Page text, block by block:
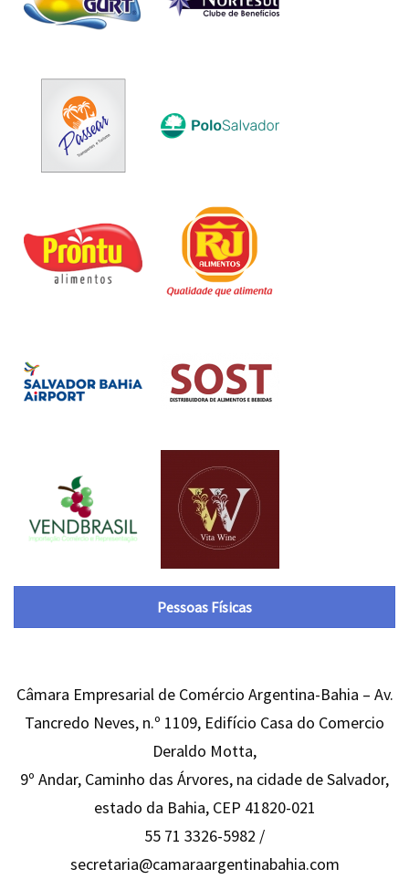
Pessoas Físicas
Câmara Empresarial de Comércio Argentina-Bahia – Av.
Tancredo Neves, n.º 1109, Edifício Casa do Comercio
Deraldo Motta,
9º Andar, Caminho das Árvores, na cidade de Salvador,
estado da Bahia, CEP 41820-021
55 71 3326-5982 /
secretaria@camaraargentinabahia.com